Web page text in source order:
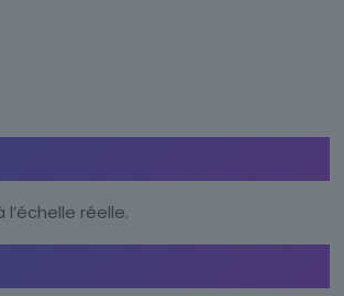
réelle.